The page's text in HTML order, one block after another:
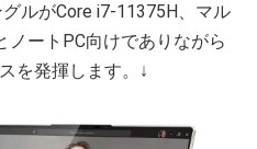
ルがCore i7-11375H、マル
ノートPC向けでありながら
を発揮します。↓